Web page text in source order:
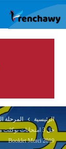
الرئيسية
المرحلة
حل 3 امتحانات
Booklet Merci 2019